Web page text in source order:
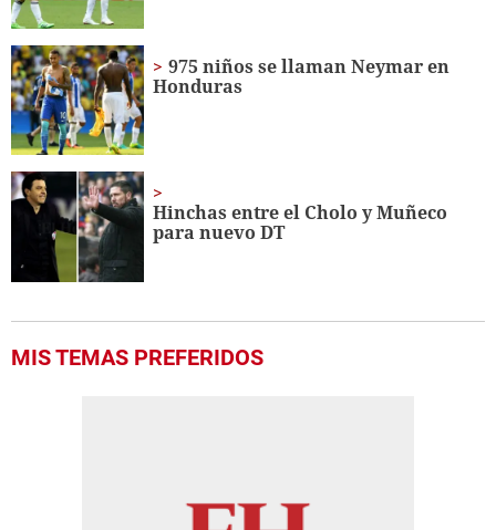
975 niños se llaman Neymar en
Honduras
Hinchas entre el Cholo y Muñeco
para nuevo DT
MIS TEMAS PREFERIDOS